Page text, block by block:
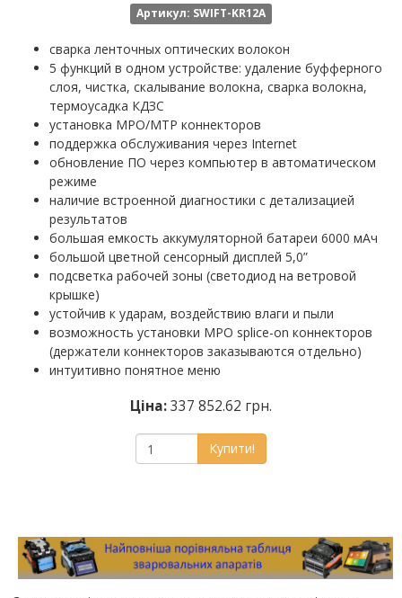
Артикул: SWIFT-KR12A
сварка ленточных оптических волокон
5 функций в одном устройстве: удаление буфферного
слоя, чистка, скалывание волокна, сварка волокна,
термоусадка КДЗС
установка MPO/MTP коннекторов
поддержка обслуживания через Internet
обновление ПО через компьютер в автоматическом
режиме
наличие встроенной диагностики с детализацией
результатов
большая емкость аккумуляторной батареи 6000 мАч
большой цветной сенсорный дисплей 5,0”
подсветка рабочей зоны (светодиод на ветровой
крышке)
устойчив к ударам, воздействию влаги и пыли
возможность установки MPO splice-on коннекторов
(держатели коннекторов заказываются отдельно)
интуитивно понятное меню
Ціна:337 852.62 грн.
Купити!